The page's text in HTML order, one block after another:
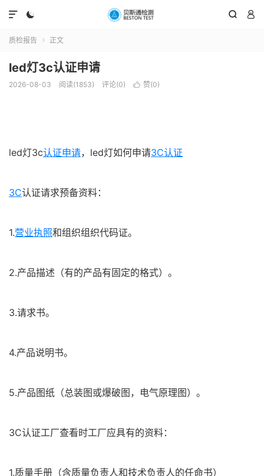
  

质检报告  正文
led灯3c认证申请
2026-08-03 阅读(1853) 评论(0)  赞(0)
led灯3c认证申请，led灯如何申请3C认证
3C认证请求预备资料：
1.营业执照和组织组织代码证。
2.产品描述（有的产品有固定的格式）。
3.请求书。
4.产品说明书。
5.产品图纸（总装图或爆破图，电气原理图）。
3C认证工厂查看时工厂应具有的资料：
1.质量手册（含质量负责人和技术负责人的任命书）